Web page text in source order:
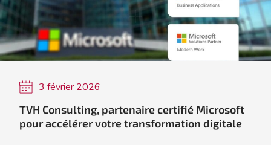
3 février 2026
TVH Consulting, partenaire certifié Microsoft
pour accélérer votre transformation digitale